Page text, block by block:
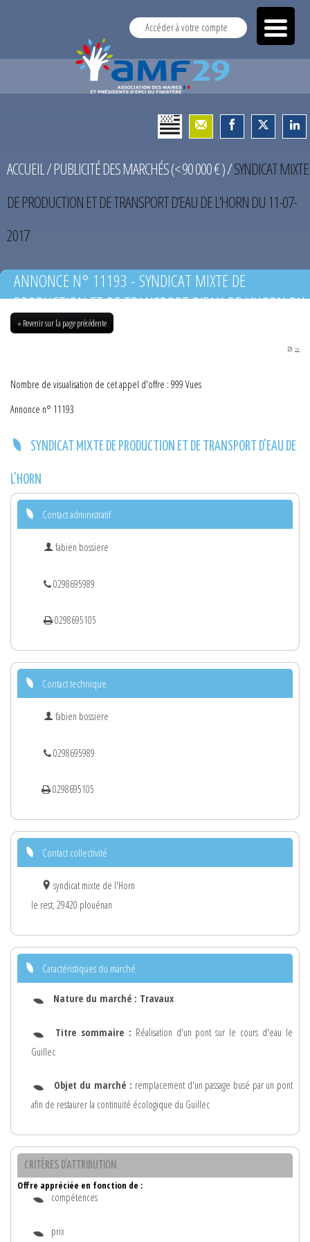
Accéder à votre compte
ACCUEIL/PUBLICITÉ DES MARCHÉS (< 90 000 € )/SYNDICAT MIXTE
DE PRODUCTION ET DE TRANSPORT D’EAU DE L’HORN DU 11-07-
2017
ANNONCE N° 11193 - SYNDICAT MIXTE DE
PRODUCTION ET DE TRANSPORT D’EAU DE L’HORN DU
11-07-2017
« Revenir sur la page précédente
PDF
Nombre de visualisation de cet appel d'offre : 999 Vues
Annonce n° 11193
SYNDICAT MIXTE DE PRODUCTION ET DE TRANSPORT D'EAU DE
L'HORN
Contact administratif
fabien bossiere
0298695989
0298695105
Contact technique
fabien bossiere
0298695989
0298695105
Contact collectivité
syndicat mixte de l'Horn
le rest, 29420 plouénan
Caractéristiques du marché
Nature du marché : Travaux
Titre sommaire : Réalisation d'un pont sur le cours d'eau le
Guillec
Objet du marché : remplacement d'un passage busé par un pont
afin de restaurer la continuité écologique du Guillec
CRITÈRES D'ATTRIBUTION
Offre appréciée en fonction de :
compétences
prix